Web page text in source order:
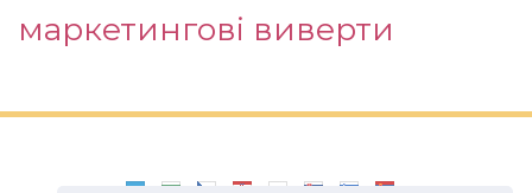
маркетингові виверти